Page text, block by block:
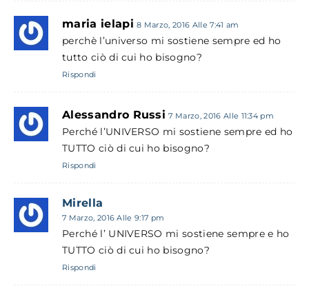
maria ielapi 8 Marzo, 2016 Alle 7:41 am
perchè l’universo mi sostiene sempre ed ho
tutto ciò di cui ho bisogno?
Rispondi
Alessandro Russi 7 Marzo, 2016 Alle 11:34 pm
Perché l’UNIVERSO mi sostiene sempre ed ho
TUTTO ciò di cui ho bisogno?
Rispondi
Mirella
7 Marzo, 2016 Alle 9:17 pm
Perché l’ UNIVERSO mi sostiene sempre e ho
TUTTO ciò di cui ho bisogno?
Rispondi